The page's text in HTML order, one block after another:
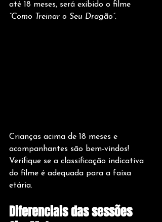
até 18 meses, será exibido o filme
“Como Treinar o Seu Dragão”.
Crianças acima de 18 meses e
acompanhantes são bem-vindos!
Verifique se a classificação indicativa
do filme é adequada para a faixa
etária.
Diferenciais das sessões